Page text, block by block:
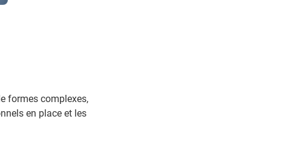
formes complexes,
en place et les